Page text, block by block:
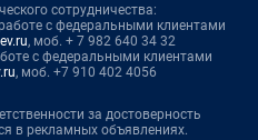
сотрудничества:
с федеральными клиентами
, моб. + 7 982 640 34 32
с федеральными клиентами
, моб. +7 910 402 4056
за достоверность
в рекламных объявлениях.